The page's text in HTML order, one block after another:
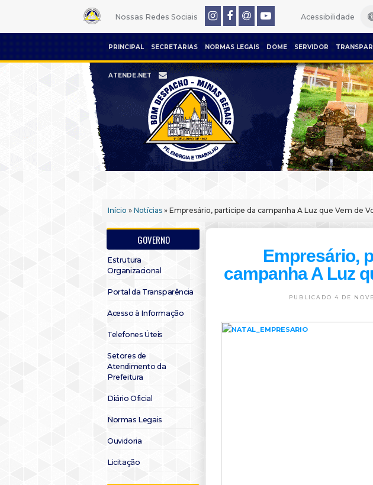
Nossas Redes Sociais Acessibilidade
PRINCIPAL SECRETARIAS NORMAS LEGAIS DOME SERVIDOR
ATENDE.NET
Início » Notícias » Empresário, participe da campanha A Luz que Vem de
GOVERNO
Estrutura
Organizacional
Portal da Transparência
Acesso à Informação
Telefones Úteis
Setores de
Atendimento da
Prefeitura
Diário Oficial
Normas Legais
Ouvidoria
Licitação
Empresário,
campanha A Luz
PUBLICADO 4 DE